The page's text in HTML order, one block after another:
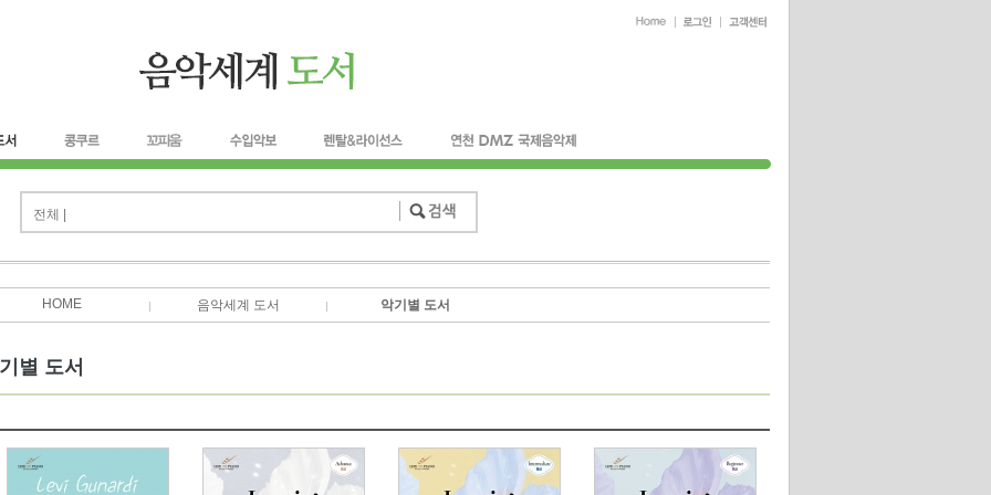
전체 |
HOME 음악세계 도서 악기별 도서
별 도서